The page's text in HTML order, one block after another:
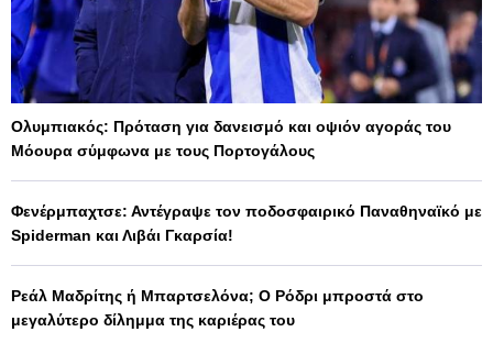
Ολυμπιακός: Πρόταση για δανεισμό και οψιόν αγοράς του
Μόουρα σύμφωνα με τους Πορτογάλους
Φενέρμπαχτσε: Αντέγραψε τον ποδοσφαιρικό Παναθηναϊκό με
Spiderman και Λιβάι Γκαρσία!
Ρεάλ Μαδρίτης ή Μπαρτσελόνα; Ο Ρόδρι μπροστά στο
μεγαλύτερο δίλημμα της καριέρας του